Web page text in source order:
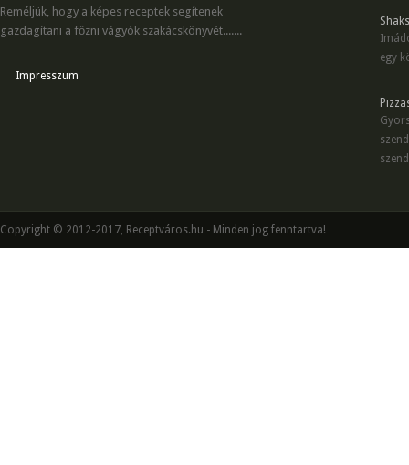
Reméljük, hogy a képes receptek segítenek
gazdagítani a főzni vágyók szakácskönyvét.......
Impresszum
egy
Copyright © 2012-2017, Receptváros.hu - Minden jog fenntartva!